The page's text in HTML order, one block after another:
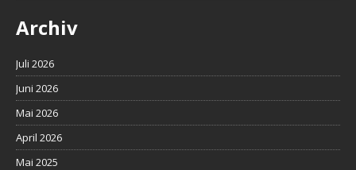
Archiv
Juli 2026
Juni 2026
Mai 2026
April 2026
Mai 2025